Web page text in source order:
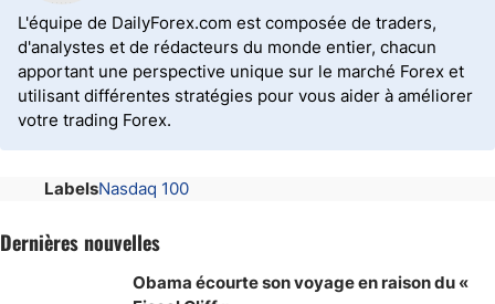
L'équipe de DailyForex.com est composée de traders,
d'analystes et de rédacteurs du monde entier, chacun
apportant une perspective unique sur le marché Forex et
utilisant différentes stratégies pour vous aider à améliorer
votre trading Forex.
LabelsNasdaq 100
Dernières nouvelles
Obama écourte son voyage en raison du «